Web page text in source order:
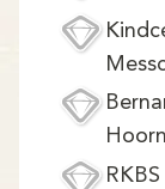
Hoorn